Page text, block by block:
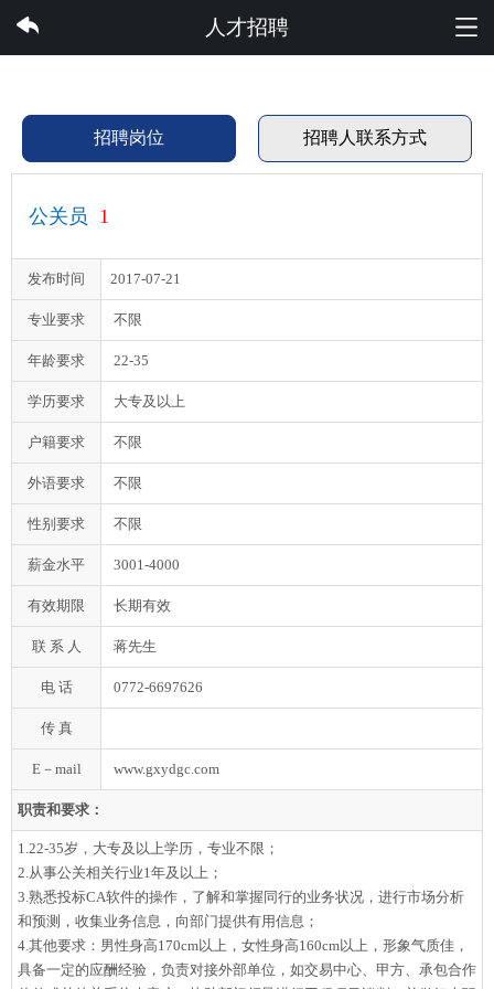
PG集团有限公司
人才招聘
招聘岗位 招聘人联系方式
公关员 1
发布时间 2017-07-21
专业要求 不限
年龄要求 22-35
学历要求 大专及以上
户籍要求 不限
外语要求 不限
性别要求 不限
薪金水平 3001-4000
有效期限 长期有效
联 系 人 蒋先生
电 话 0772-6697626
传 真
E－mail www.gxydgc.com
职责和要求：
1.22-35岁，大专及以上学历，专业不限；
2.从事公关相关行业1年及以上；
3.熟悉投标CA软件的操作，了解和掌握同行的业务状况，进行市场分析
和预测，收集业务信息，向部门提供有用信息；
4.其他要求：男性身高170cm以上，女性身高160cm以上，形象气质佳，
具备一定的应酬经验，负责对接外部单位，如交易中心、甲方、承包合作